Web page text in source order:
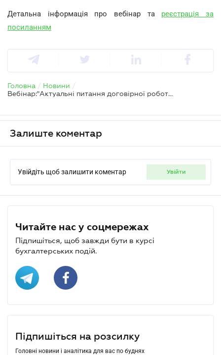
Детальна інформація про вебінар та реєстрація за
посиланням
Головна / Новини /
Вебінар:"Актуальні питання договірної роботи у 2026 році: ризики, перевірка контрагентів та судова практика"
Залиште коментар
Увійдіть щоб залишити коментар увійти
Читайте нас у соцмережах
Підпишіться, щоб завжди бути в курсі
бухгалтерських подій.
Підпишіться на розсилку
Головні новини і аналітика для вас по буднях